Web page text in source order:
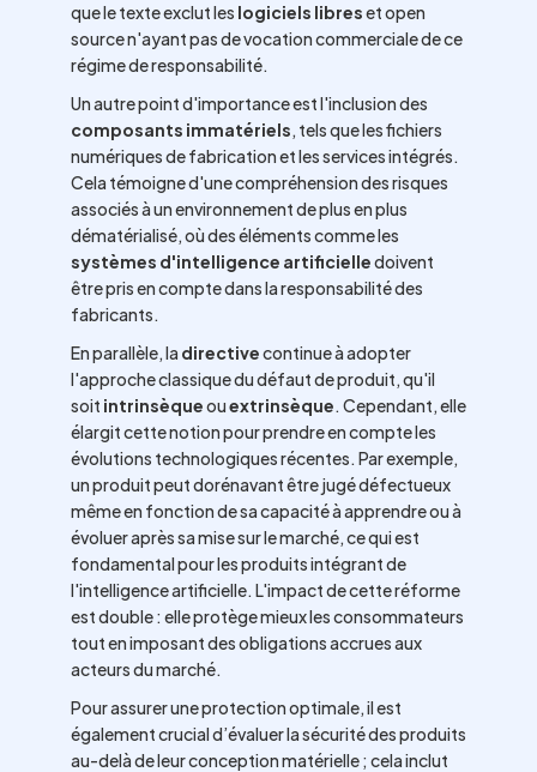
que le texte exclut les logiciels libreset open
source n'ayant pas de vocation commerciale de ce
régime de responsabilité.
Un autre point d'importance est l'inclusion des
composants immatériels, tels que les fichiers
numériques de fabrication et les services intégrés.
Cela témoigne d'une compréhension des risques
associés à un environnement de plus en plus
dématérialisé, où des éléments comme les
systèmes d'intelligence artificielledoivent
être pris en compte dans la responsabilité des
fabricants.
En parallèle, la directivecontinue à adopter
l'approche classique du défaut de produit, qu'il
soit intrinsèqueouextrinsèque. Cependant, elle
élargit cette notion pour prendre en compte les
évolutions technologiques récentes. Par exemple,
un produit peut dorénavant être jugé défectueux
même en fonction de sa capacité à apprendre ou à
évoluer après sa mise sur le marché, ce qui est
fondamental pour les produits intégrant de
l'intelligence artificielle. L'impact de cette réforme
est double : elle protège mieux les consommateurs
tout en imposant des obligations accrues aux
acteurs du marché.
Pour assurer une protection optimale, il est
également crucial d’évaluer la sécurité des produits
au-delà de leur conception matérielle ; cela inclut